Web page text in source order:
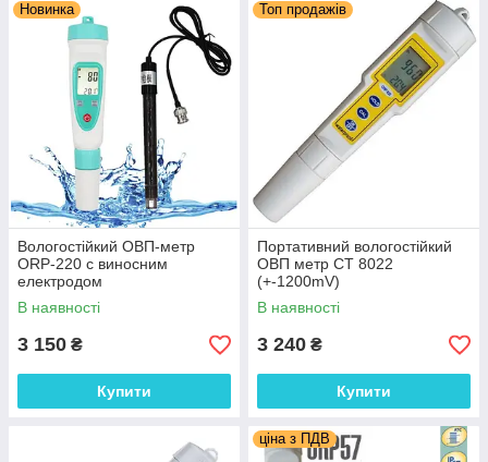
Новинка
Вологостійкий ОВП-метр
ORP-220 c виносним
електродом
В наявності
3 150 ₴
Купити
Топ продажів
Портативний вологостійкий
ОВП метр СТ 8022
(+-1200mV)
В наявності
3 240 ₴
Купити
ціна з ПДВ